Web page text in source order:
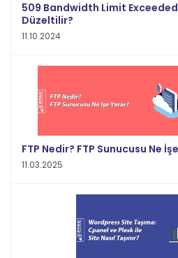
509 Bandwidth Limit Exceeded
Düzeltilir?
11.10.2024
FTP Nedir? FTP Sunucusu Ne
11.03.2025